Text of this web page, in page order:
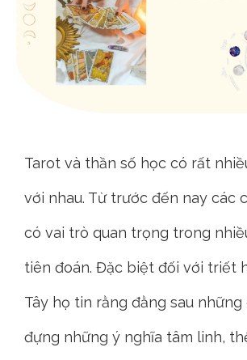
Tarot và thần số học có rất
với nhau. Từ trước đến nay các
có vai trò quan trọng trong
tiên đoán. Đặc biệt đối với triết
Tây họ tin rằng đằng sau những
đựng những ý nghĩa tâm linh,